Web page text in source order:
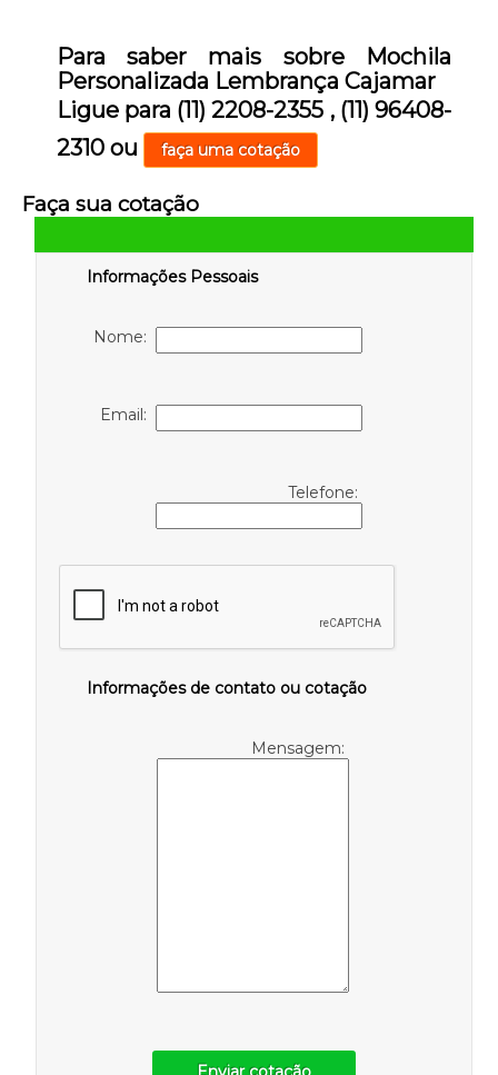
Para saber mais sobre Mochila
Personalizada Lembrança Cajamar
Ligue para (11) 2208-2355 , (11) 96408-
2310 ou faça uma cotação
Faça sua cotação
Informações Pessoais
Nome:
Email:
Telefone:
Informações de contato ou cotação
Mensagem: